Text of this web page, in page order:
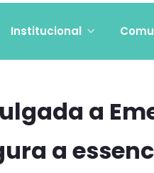
Institucional
a
a